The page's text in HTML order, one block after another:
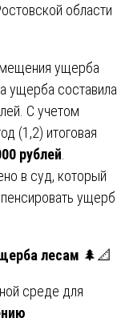
области
ущерба
ущерба составила
С учетом
(1,2) итоговая
рублей
в суд, который
ущерб
лесам 🌲📐
среде для